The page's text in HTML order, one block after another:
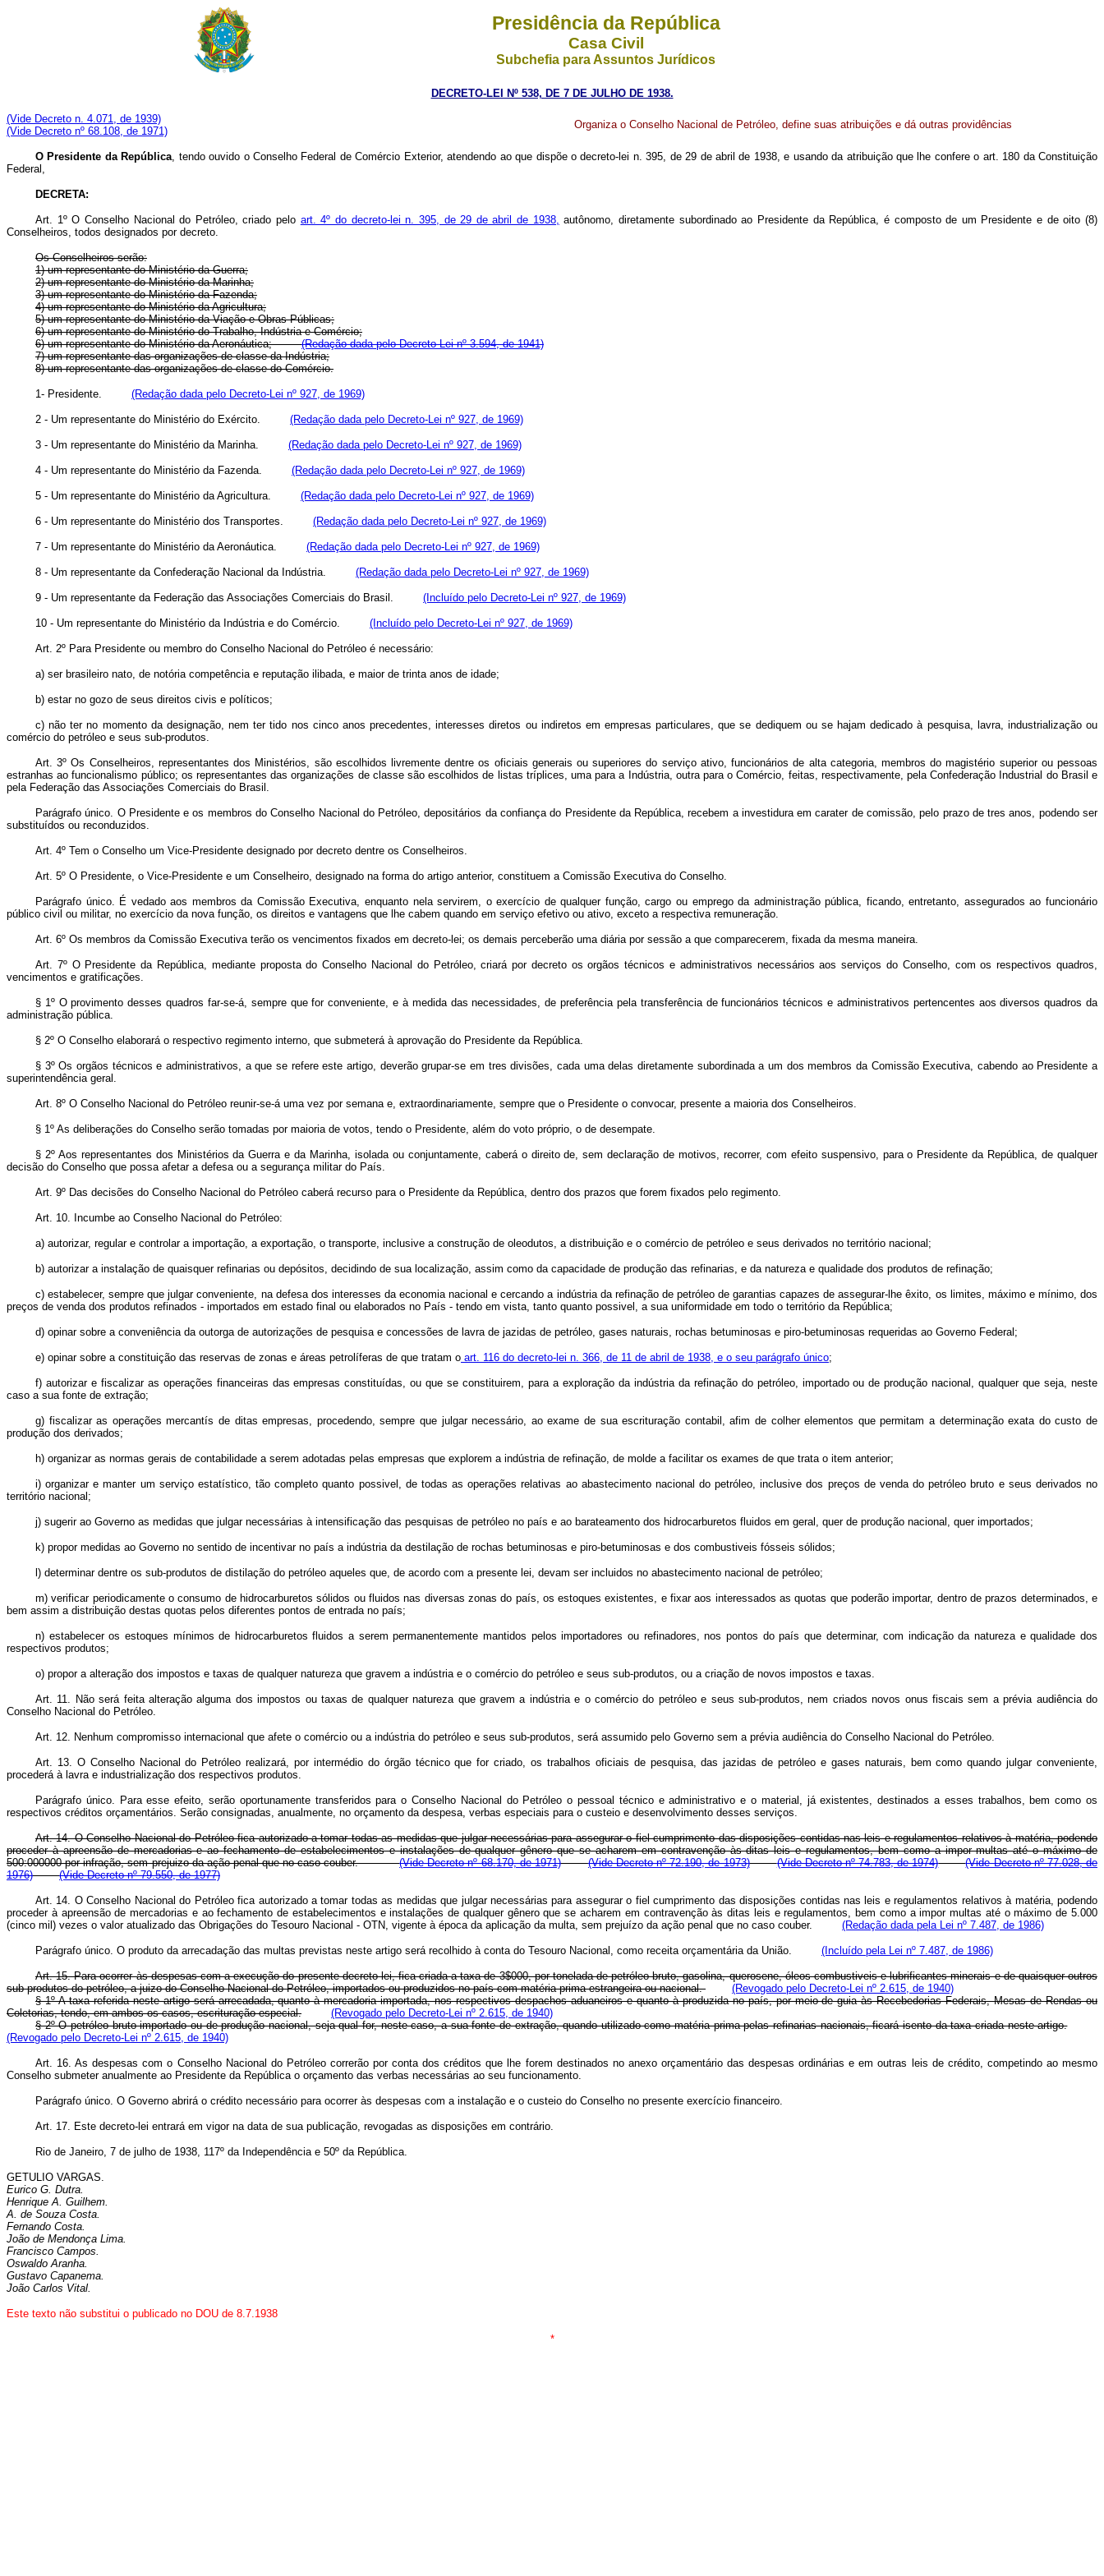
Presidência da República
Casa Civil
Subchefia para Assuntos Jurídicos
DECRETO-LEI Nº 538, DE 7 DE JULHO DE 1938.
(Vide Decreto n. 4.071, de 1939)
(Vide Decreto nº 68.108, de 1971)
Organiza o Conselho Nacional de Petróleo, define suas atribuições e dá outras providências
O Presidente da República, tendo ouvido o Conselho Federal de Comércio Exterior, atendendo ao que dispõe o decreto-lei n. 395, de 29 de abril de 1938, e usando da atribuição que lhe confere o art. 180 da Constituição
Federal,
DECRETA:
Art. 1º O Conselho Nacional do Petróleo, criado pelo art. 4º do decreto-lei n. 395, de 29 de abril de 1938, autônomo, diretamente subordinado ao Presidente da República, é composto de um Presidente e de oito (8)
Conselheiros, todos designados por decreto.
Os Conselheiros serão:
1) um representante do Ministério da Guerra;
2) um representante do Ministério da Marinha;
3) um representante do Ministério da Fazenda;
4) um representante do Ministério da Agricultura;
5) um representante do Ministério da Viação e Obras Públicas;
6) um representante do Ministério do Trabalho, Indústria e Comércio;
6) um representante do Ministério da Aeronáutica;(Redação dada pelo Decreto-Lei nº 3.594, de 1941)
7) um representante das organizações de classe da Indústria;
8) um representante das organizações de classe do Comércio.
1- Presidente. (Redação dada pelo Decreto-Lei nº 927, de 1969)
2 - Um representante do Ministério do Exército. (Redação dada pelo Decreto-Lei nº 927, de 1969)
3 - Um representante do Ministério da Marinha. (Redação dada pelo Decreto-Lei nº 927, de 1969)
4 - Um representante do Ministério da Fazenda. (Redação dada pelo Decreto-Lei nº 927, de 1969)
5 - Um representante do Ministério da Agricultura. (Redação dada pelo Decreto-Lei nº 927, de 1969)
6 - Um representante do Ministério dos Transportes. (Redação dada pelo Decreto-Lei nº 927, de 1969)
7 - Um representante do Ministério da Aeronáutica. (Redação dada pelo Decreto-Lei nº 927, de 1969)
8 - Um representante da Confederação Nacional da Indústria. (Redação dada pelo Decreto-Lei nº 927, de 1969)
9 - Um representante da Federação das Associações Comerciais do Brasil. (Incluído pelo Decreto-Lei nº 927, de 1969)
10 - Um representante do Ministério da Indústria e do Comércio. (Incluído pelo Decreto-Lei nº 927, de 1969)
Art. 2º Para Presidente ou membro do Conselho Nacional do Petróleo é necessário:
a) ser brasileiro nato, de notória competência e reputação ilibada, e maior de trinta anos de idade;
b) estar no gozo de seus direitos civis e políticos;
c) não ter no momento da designação, nem ter tido nos cinco anos precedentes, interesses diretos ou indiretos em empresas particulares, que se dediquem ou se hajam dedicado à pesquisa, lavra, industrialização ou
comércio do petróleo e seus sub-produtos.
Art. 3º Os Conselheiros, representantes dos Ministérios, são escolhidos livremente dentre os oficiais generais ou superiores do serviço ativo, funcionários de alta categoria, membros do magistério superior ou pessoas
estranhas ao funcionalismo público; os representantes das organizações de classe são escolhidos de listas tríplices, uma para a Indústria, outra para o Comércio, feitas, respectivamente, pela Confederação Industrial do Brasil e
pela Federação das Associações Comerciais do Brasil.
Parágrafo único. O Presidente e os membros do Conselho Nacional do Petróleo, depositários da confiança do Presidente da República, recebem a investidura em carater de comissão, pelo prazo de tres anos, podendo ser
substituídos ou reconduzidos.
Art. 4º Tem o Conselho um Vice-Presidente designado por decreto dentre os Conselheiros.
Art. 5º O Presidente, o Vice-Presidente e um Conselheiro, designado na forma do artigo anterior, constituem a Comissão Executiva do Conselho.
Parágrafo único. É vedado aos membros da Comissão Executiva, enquanto nela servirem, o exercício de qualquer função, cargo ou emprego da administração pública, ficando, entretanto, assegurados ao funcionário
público civil ou militar, no exercício da nova função, os direitos e vantagens que lhe cabem quando em serviço efetivo ou ativo, exceto a respectiva remuneração.
Art. 6º Os membros da Comissão Executiva terão os vencimentos fixados em decreto-lei; os demais perceberão uma diária por sessão a que comparecerem, fixada da mesma maneira.
Art. 7º O Presidente da República, mediante proposta do Conselho Nacional do Petróleo, criará por decreto os orgãos técnicos e administrativos necessários aos serviços do Conselho, com os respectivos quadros,
vencimentos e gratificações.
§ 1º O provimento desses quadros far-se-á, sempre que for conveniente, e à medida das necessidades, de preferência pela transferência de funcionários técnicos e administrativos pertencentes aos diversos quadros da
administração pública.
§ 2º O Conselho elaborará o respectivo regimento interno, que submeterá à aprovação do Presidente da República.
§ 3º Os orgãos técnicos e administrativos, a que se refere este artigo, deverão grupar-se em tres divisões, cada uma delas diretamente subordinada a um dos membros da Comissão Executiva, cabendo ao Presidente a
superintendência geral.
Art. 8º O Conselho Nacional do Petróleo reunir-se-á uma vez por semana e, extraordinariamente, sempre que o Presidente o convocar, presente a maioria dos Conselheiros.
§ 1º As deliberações do Conselho serão tomadas por maioria de votos, tendo o Presidente, além do voto próprio, o de desempate.
§ 2º Aos representantes dos Ministérios da Guerra e da Marinha, isolada ou conjuntamente, caberá o direito de, sem declaração de motivos, recorrer, com efeito suspensivo, para o Presidente da República, de qualquer
decisão do Conselho que possa afetar a defesa ou a segurança militar do País.
Art. 9º Das decisões do Conselho Nacional do Petróleo caberá recurso para o Presidente da República, dentro dos prazos que forem fixados pelo regimento.
Art. 10. Incumbe ao Conselho Nacional do Petróleo:
a) autorizar, regular e controlar a importação, a exportação, o transporte, inclusive a construção de oleodutos, a distribuição e o comércio de petróleo e seus derivados no território nacional;
b) autorizar a instalação de quaisquer refinarias ou depósitos, decidindo de sua localização, assim como da capacidade de produção das refinarias, e da natureza e qualidade dos produtos de refinação;
c) estabelecer, sempre que julgar conveniente, na defesa dos interesses da economia nacional e cercando a indústria da refinação de petróleo de garantias capazes de assegurar-lhe êxito, os limites, máximo e mínimo, dos
preços de venda dos produtos refinados - importados em estado final ou elaborados no País - tendo em vista, tanto quanto possivel, a sua uniformidade em todo o território da República;
d) opinar sobre a conveniência da outorga de autorizações de pesquisa e concessões de lavra de jazidas de petróleo, gases naturais, rochas betuminosas e piro-betuminosas requeridas ao Governo Federal;
e) opinar sobre a constituição das reservas de zonas e áreas petrolíferas de que tratam o art. 116 do decreto-lei n. 366, de 11 de abril de 1938, e o seu parágrafo único;
f) autorizar e fiscalizar as operações financeiras das empresas constituídas, ou que se constituirem, para a exploração da indústria da refinação do petróleo, importado ou de produção nacional, qualquer que seja, neste
caso a sua fonte de extração;
g) fiscalizar as operações mercantís de ditas empresas, procedendo, sempre que julgar necessário, ao exame de sua escrituração contabil, afim de colher elementos que permitam a determinação exata do custo de
produção dos derivados;
h) organizar as normas gerais de contabilidade a serem adotadas pelas empresas que explorem a indústria de refinação, de molde a facilitar os exames de que trata o item anterior;
i) organizar e manter um serviço estatístico, tão completo quanto possivel, de todas as operações relativas ao abastecimento nacional do petróleo, inclusive dos preços de venda do petróleo bruto e seus derivados no
território nacional;
j) sugerir ao Governo as medidas que julgar necessárias à intensificação das pesquisas de petróleo no país e ao barateamento dos hidrocarburetos fluidos em geral, quer de produção nacional, quer importados;
k) propor medidas ao Governo no sentido de incentivar no país a indústria da destilação de rochas betuminosas e piro-betuminosas e dos combustiveis fósseis sólidos;
l) determinar dentre os sub-produtos de distilação do petróleo aqueles que, de acordo com a presente lei, devam ser incluidos no abastecimento nacional de petróleo;
m) verificar periodicamente o consumo de hidrocarburetos sólidos ou fluidos nas diversas zonas do país, os estoques existentes, e fixar aos interessados as quotas que poderão importar, dentro de prazos determinados, e
bem assim a distribuição destas quotas pelos diferentes pontos de entrada no país;
n) estabelecer os estoques mínimos de hidrocarburetos fluidos a serem permanentemente mantidos pelos importadores ou refinadores, nos pontos do país que determinar, com indicação da natureza e qualidade dos
respectivos produtos;
o) propor a alteração dos impostos e taxas de qualquer natureza que gravem a indústria e o comércio do petróleo e seus sub-produtos, ou a criação de novos impostos e taxas.
Art. 11. Não será feita alteração alguma dos impostos ou taxas de qualquer natureza que gravem a indústria e o comércio do petróleo e seus sub-produtos, nem criados novos onus fiscais sem a prévia audiência do
Conselho Nacional do Petróleo.
Art. 12. Nenhum compromisso internacional que afete o comércio ou a indústria do petróleo e seus sub-produtos, será assumido pelo Governo sem a prévia audiência do Conselho Nacional do Petróleo.
Art. 13. O Conselho Nacional do Petróleo realizará, por intermédio do órgão técnico que for criado, os trabalhos oficiais de pesquisa, das jazidas de petróleo e gases naturais, bem como quando julgar conveniente,
procederá à lavra e industrialização dos respectivos produtos.
Parágrafo único. Para esse efeito, serão oportunamente transferidos para o Conselho Nacional do Petróleo o pessoal técnico e administrativo e o material, já existentes, destinados a esses trabalhos, bem como os
respectivos créditos orçamentários. Serão consignadas, anualmente, no orçamento da despesa, verbas especiais para o custeio e desenvolvimento desses serviços.
Art.14. O Conselho Nacional do Petróleo fica autorizado a tomar todas as medidas que julgar necessárias para assegurar o fiel cumprimento das disposições contidas nas leis e regulamentos relativos à matéria, podendo
proceder à apreensão de mercadorias e ao fechamento de estabelecimentos e instalações de qualquer gênero que se acharem em contravenção às ditas leis e regulamentos, bem como a impor multas até o máximo de
500:000000 por infração, sem prejuizo da ação penal que no caso couber.(Vide Decreto nº 68.170, de 1971) (Vide Decreto nº 72.190, de 1973) (Vide Decreto nº 74.783, de 1974)
(Vide Decreto nº 77.028, de
1976)
(Vide Decreto nº 79.550, de 1977)
Art. 14. O Conselho Nacional do Petróleo fica autorizado a tomar todas as medidas que julgar necessárias para assegurar o fiel cumprimento das disposições contidas nas leis e regulamentos relativos à matéria, podendo
proceder à apreensão de mercadorias e ao fechamento de estabelecimentos e instalações de qualquer gênero que se acharem em contravenção às ditas leis e regulamentos, bem como a impor multas até o máximo de 5.000
(cinco mil) vezes o valor atualizado das Obrigações do Tesouro Nacional - OTN, vigente à época da aplicação da multa, sem prejuízo da ação penal que no caso couber. (Redação dada pela Lei nº 7.487, de 1986)
Parágrafo único. O produto da arrecadação das multas previstas neste artigo será recolhido à conta do Tesouro Nacional, como receita orçamentária da União. (Incluído pela Lei nº 7.487, de 1986)
Art.15. Para ocorrer às despesas com a execução do presente decreto-lei, fica criada a taxa de 3$000, por tonelada de petróleo bruto, gasolina, querosene, óleos combustiveis e lubrificantes minerais e de quaisquer outros
sub-produtos do petróleo, a juizo do Conselho Nacional do Petróleo, importados ou produzidos no país com matéria prima estrangeira ou nacional.
(Revogado pelo Decreto-Lei nº 2.615, de 1940)
§ 1º A taxa referida neste artigo será arrecadada, quanto à mercadoria importada, nos respectivos despachos aduaneiros e quanto à produzida no país, por meio de guia às Recebedorias Federais, Mesas de Rendas ou
Coletorias, tendo, em ambos os casos, escrituração especial.
(Revogado pelo Decreto-Lei nº 2.615, de 1940)
§ 2º O petróleo bruto importado ou de produção nacional, seja qual for, neste caso, a sua fonte de extração, quando utilizado como matéria prima pelas refinarias nacionais, ficará isento da taxa criada neste artigo.
(Revogado pelo Decreto-Lei nº 2.615, de 1940)
Art. 16. As despesas com o Conselho Nacional do Petróleo correrão por conta dos créditos que lhe forem destinados no anexo orçamentário das despesas ordinárias e em outras leis de crédito, competindo ao mesmo
Conselho submeter anualmente ao Presidente da República o orçamento das verbas necessárias ao seu funcionamento.
Parágrafo único. O Governo abrirá o crédito necessário para ocorrer às despesas com a instalação e o custeio do Conselho no presente exercício financeiro.
Art. 17. Este decreto-lei entrará em vigor na data de sua publicação, revogadas as disposições em contrário.
Rio de Janeiro, 7 de julho de 1938, 117º da Independência e 50º da República.
GETULIO VARGAS.
Eurico G. Dutra.
Henrique A. Guilhem.
A. de Souza Costa.
Fernando Costa.
João de Mendonça Lima.
Francisco Campos.
Oswaldo Aranha.
Gustavo Capanema.
João Carlos Vital.
Este texto não substitui o publicado no DOU de 8.7.1938
*